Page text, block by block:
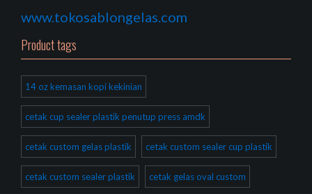
www.tokosablongelas.com
Product tags
14 oz kemasan kopi kekinian
cetak cup sealer plastik penutup press amdk
cetak custom gelas plastik cetak custom sealer cup plastik
cetak custom sealer plastik cetak gelas oval custom